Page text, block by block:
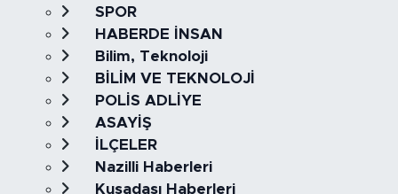
SPOR
HABERDE İNSAN
Bilim, Teknoloji
BİLİM VE TEKNOLOJİ
POLİS ADLİYE
ASAYİŞ
İLÇELER
Nazilli Haberleri
Kuşadası Haberleri